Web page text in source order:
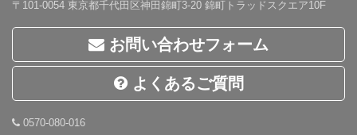
〒101-0054 東京都千代田区神田錦町3-20 錦町トラッドスクエア10F
お問い合わせフォーム
よくあるご質問
0570-080-016